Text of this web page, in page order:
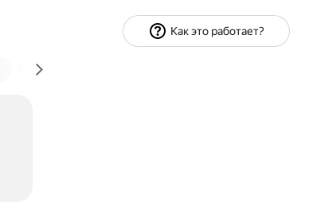
Экономика и финансы
Как это работает?